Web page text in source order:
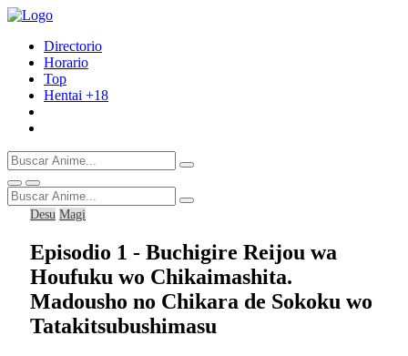
Directorio
Horario
Top
Hentai +18
Desu Magi
Episodio 1 - Buchigire Reijou wa
Houfuku wo Chikaimashita.
Madousho no Chikara de Sokoku wo
Tatakitsubushimasu